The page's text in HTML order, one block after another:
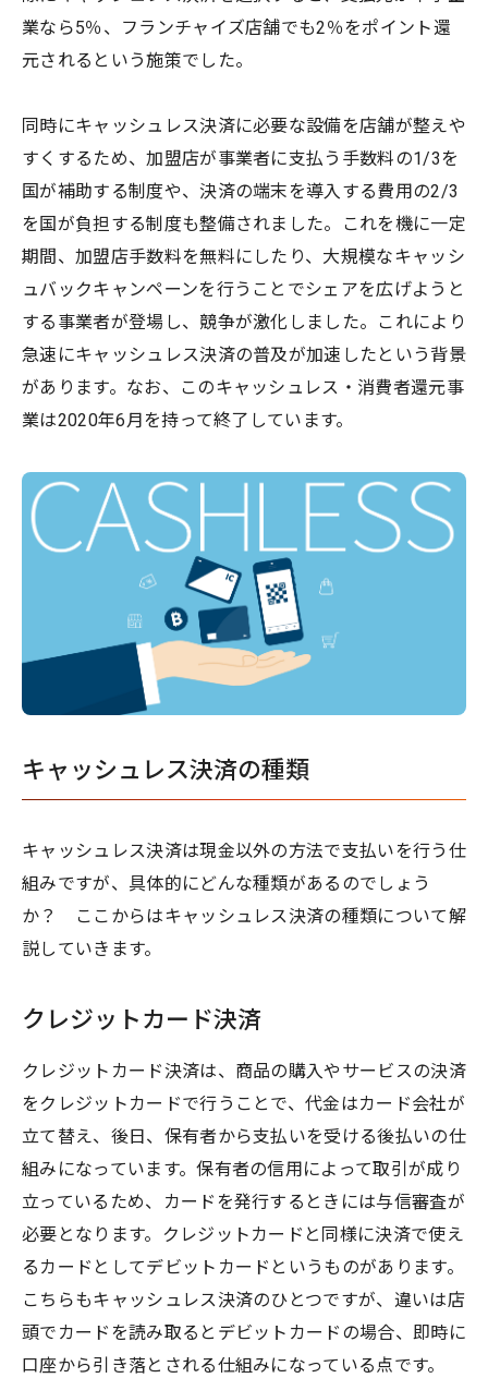
業なら5％、フランチャイズ店舗でも2％をポイント還
元されるという施策でした。
同時にキャッシュレス決済に必要な設備を店舗が整えや
すくするため、加盟店が事業者に支払う手数料の1/3を
国が補助する制度や、決済の端末を導入する費用の2/3
を国が負担する制度も整備されました。これを機に一定
期間、加盟店手数料を無料にしたり、大規模なキャッシ
ュバックキャンペーンを行うことでシェアを広げようと
する事業者が登場し、競争が激化しました。これにより
急速にキャッシュレス決済の普及が加速したという背景
があります。なお、このキャッシュレス・消費者還元事
業は2020年6月を持って終了しています。
キャッシュレス決済の種類
キャッシュレス決済は現金以外の方法で支払いを行う仕
組みですが、具体的にどんな種類があるのでしょう
か？ ここからはキャッシュレス決済の種類について解
説していきます。
クレジットカード決済
クレジットカード決済は、商品の購入やサービスの決済
をクレジットカードで行うことで、代金はカード会社が
立て替え、後日、保有者から支払いを受ける後払いの仕
組みになっています。保有者の信用によって取引が成り
立っているため、カードを発行するときには与信審査が
必要となります。クレジットカードと同様に決済で使え
るカードとしてデビットカードというものがあります。
こちらもキャッシュレス決済のひとつですが、違いは店
頭でカードを読み取るとデビットカードの場合、即時に
口座から引き落とされる仕組みになっている点です。